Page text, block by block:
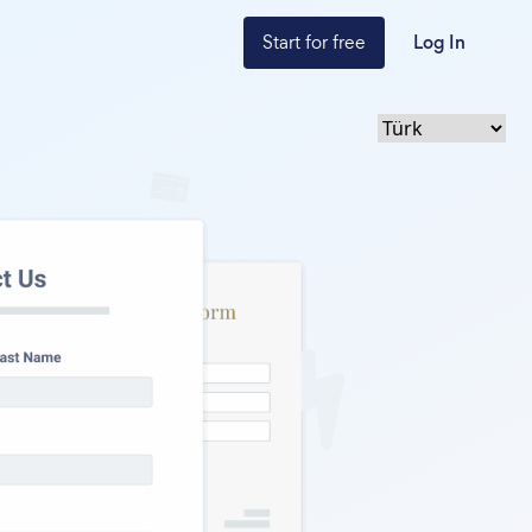
Start for free Log In